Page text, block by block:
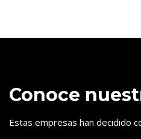
Conoce
Estas empresas han decidido